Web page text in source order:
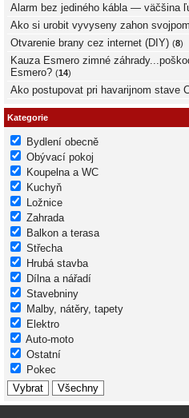
Alarm bez jediného kábla — väčšina
Ako si urobit vyvyseny zahon
Otvarenie brany cez internet (DIY) (8)
Kauza Esmero zimné
Esmero? (14)
Ako postupovat pri havarijnom stave
Kategorie
Bydlení obecně
Obývací pokoj
Koupelna a WC
Kuchyň
Ložnice
Zahrada
Balkon a terasa
Střecha
Hrubá stavba
Dílna a nářadí
Stavebniny
Malby, nátěry, tapety
Elektro
Auto-moto
Ostatní
Pokec